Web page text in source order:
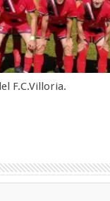
F.C.Villoria.